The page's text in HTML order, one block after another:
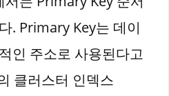
. Primary Key는 데이
인 주소로 사용된다고
클러스터 인덱스